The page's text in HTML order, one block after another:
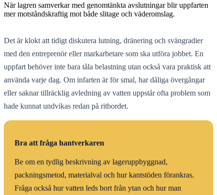
När lagren samverkar med genomtänkta avslutningar blir uppfarten
mer motståndskraftig mot både slitage och väderomslag.
Det är klokt att tidigt diskutera lutning, dränering och svängradier
med den entreprenör eller markarbetare som ska utföra jobbet. En
uppfart behöver inte bara tåla belastning utan också vara praktisk att
använda varje dag. Om infarten är för smal, har dåliga övergångar
eller saknar tillräcklig avledning av vatten uppstår ofta problem som
hade kunnat undvikas redan på ritbordet.
Bra att fråga hantverkaren
Be om en tydlig beskrivning av lageruppbyggnad,
packningsmetod, materialval och hur kantstöden förankras.
Fråga också hur vatten leds bort från ytan och hur man